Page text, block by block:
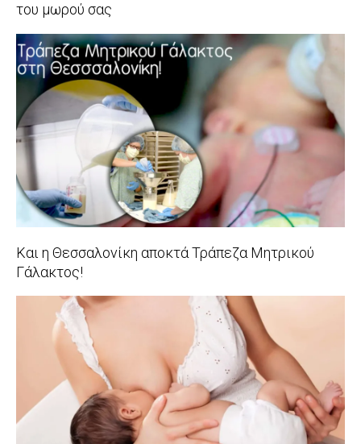
του μωρού σας
2019-
09-
04
Και η Θεσσαλονίκη αποκτά Τράπεζα Μητρικού
Γάλακτος!
2019-